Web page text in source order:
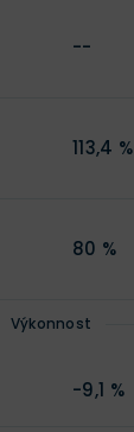
--
113,4 %
80 %
Výkonnost
-9,1 %